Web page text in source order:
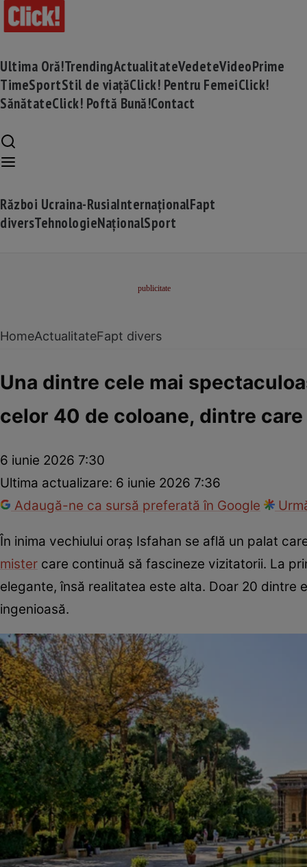
Ultima Oră!TrendingActualitateVedeteVideoPrime
TimeSportStil de viațăClick! Pentru FemeiClick!
SănătateClick! Poftă Bună!Contact
Război Ucraina-RusiaInternaționalFapt
diversTehnologieNaționalSport
HomeActualitateFapt divers
Una dintre cele mai
celor 40 de coloane, dintre
6 iunie 2026 7:30
Ultima actualizare: 6 iunie 2026 7:36
Adaugă-ne ca sursă preferată în Google
În inima vechiului oraș Isfahan se află un palat
mister care continuă să fascineze vizitatorii. La
elegante, însă realitatea este alta. Doar 20 dintre
ingenioasă.